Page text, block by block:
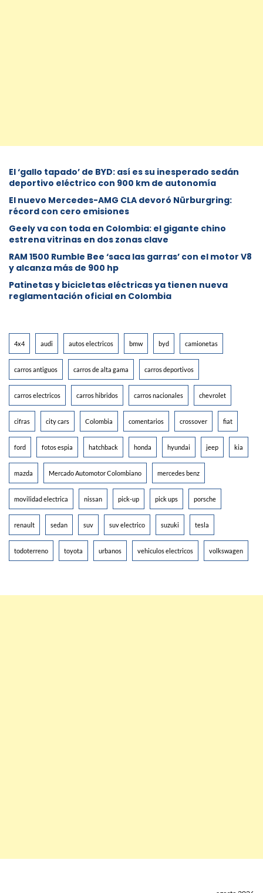
El ‘gallo tapado’ de BYD: así es su inesperado sedán
deportivo eléctrico con 900 km de autonomía
El nuevo Mercedes-AMG CLA devoró Nürburgring:
récord con cero emisiones
Geely va con toda en Colombia: el gigante chino
estrena vitrinas en dos zonas clave
RAM 1500 Rumble Bee ‘saca las garras’ con el motor V8
y alcanza más de 900 hp
Patinetas y bicicletas eléctricas ya tienen nueva
reglamentación oficial en Colombia
4x4 audi autos electricos bmw byd camionetas
carros antiguos carros de alta gama carros deportivos
carros electricos carros hibridos carros nacionales chevrolet
cifras city cars Colombia comentarios crossover fiat
ford fotos espia hatchback honda hyundai jeep kia
mazda Mercado Automotor Colombiano mercedes benz
movilidad electrica nissan pick-up pick ups porsche
renault sedan suv suv electrico suzuki tesla
todoterreno toyota urbanos vehiculos electricos volkswagen